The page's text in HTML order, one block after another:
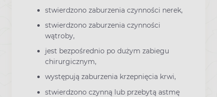
stwierdzono zaburzenia czynności nerek,
stwierdzono zaburzenia czynności
wątroby,
jest bezpośrednio po dużym zabiegu
chirurgicznym,
występują zaburzenia krzepnięcia krwi,
stwierdzono czynną lub przebytą astmę